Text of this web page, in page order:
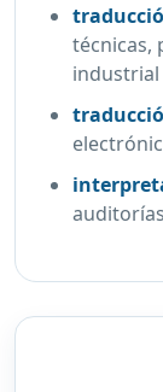
técnicas,
industrial